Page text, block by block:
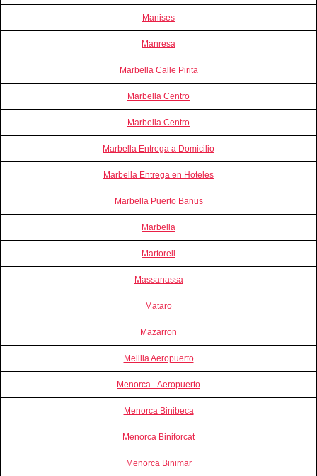
Manises
Manresa
Marbella Calle Pirita
Marbella Centro
Marbella Centro
Marbella Entrega a Domicilio
Marbella Entrega en Hoteles
Marbella Puerto Banus
Marbella
Martorell
Massanassa
Mataro
Mazarron
Melilla Aeropuerto
Menorca - Aeropuerto
Menorca Binibeca
Menorca Biniforcat
Menorca Binimar